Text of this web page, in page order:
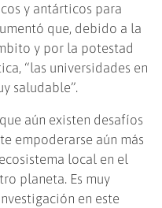
y antárticos para
que, debido a la
y por la potestad
“las universidades en
saludable”.
aún existen desafíos
empoderarse aún más
local en el
planeta. Es muy
en este